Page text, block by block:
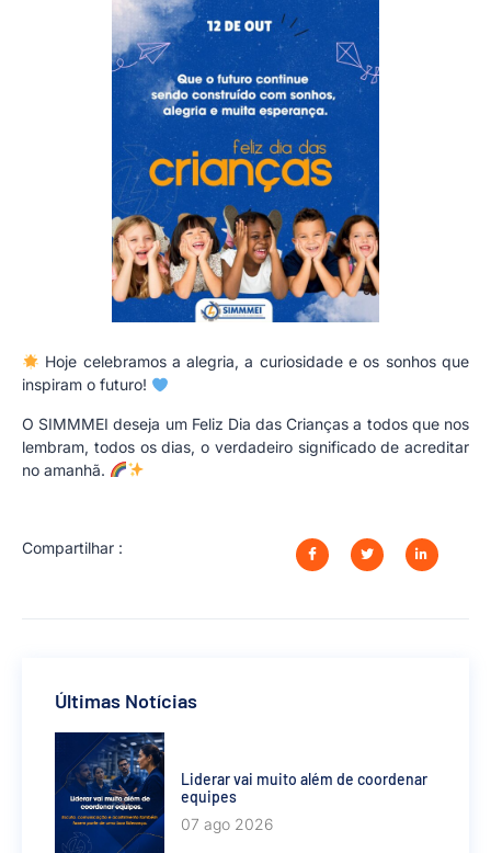
Hoje celebramos a alegria, a curiosidade e os sonhos que
inspiram o futuro!
O SIMMMEI deseja um Feliz Dia das Crianças a todos que nos
lembram, todos os dias, o verdadeiro significado de acreditar
no amanhã.
Compartilhar :
Últimas Notícias
Liderar vai muito além de coordenar
equipes
07 ago 2026